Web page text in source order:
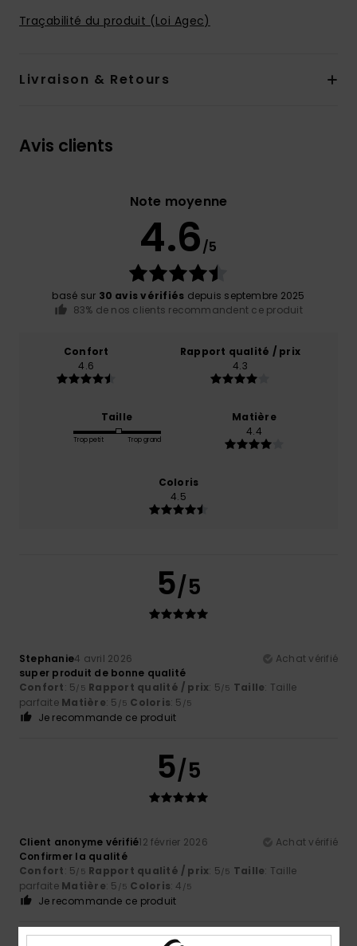
Traçabilité du produit (Loi Agec)
Livraison & Retours
Avis clients
Note moyenne
4.6/5
basé sur 30 avis vérifiés depuis septembre 2025
83% de nos clients recommandent ce produit
Confort
4.6
Rapport qualité / prix
4.3
Taille
Trop petit Trop grand
Matière
4.4
Coloris
4.5
5/5
Stephanie4 avril 2026
Achat vérifié
super produit de bonne qualité
Confort: 5/5 Rapport qualité / prix: 5/5 Taille: Taille
parfaite Matière: 5 /5 Coloris: 5 /5
Je recommande ce produit
5/5
Client anonyme vérifié12 février 2026
Achat vérifié
Confirmer la qualité
Confort: 5/5 Rapport qualité / prix: 5/5 Taille: Taille
parfaite Matière: 5 /5 Coloris: 4 /5
Je recommande ce produit